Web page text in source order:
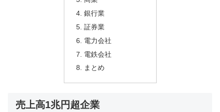
銀行業
証券業
電力会社
電鉄会社
まとめ
売上高1兆円超企業